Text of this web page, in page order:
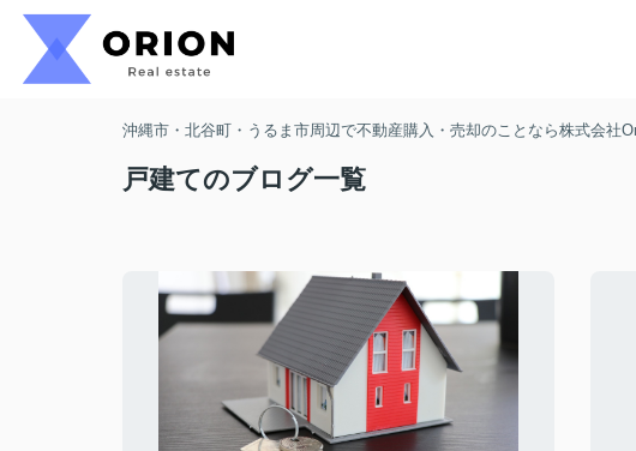
沖縄市・北谷町・うるま市周辺で不動産購入・売却のことなら株式会社
戸建てのブログ一覧